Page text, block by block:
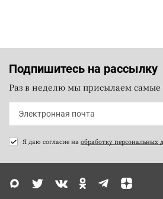
Подпишитесь на рассылку
Раз в неделю мы присылаем самые
Я даю согласие на обработку персональных